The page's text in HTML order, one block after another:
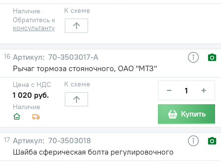
Наличие
Обратитесь к
консультанту
К схеме
16
70-3503017-А
Рычаг тормоза стояночного, ОАО "МТЗ"
Наличие
Цена с НДС
1 020 руб.
К схеме − +
Купить
17
70-3503018
Шайба сферическая болта регулировочного